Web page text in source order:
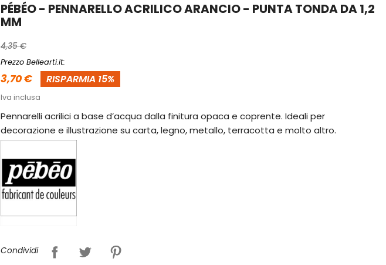
PÉBÉO - PENNARELLO ACRILICO ARANCIO - PUNTA TONDA DA 1,2
MM
4,35 €
Prezzo Bellearti.it:
3,70 € RISPARMIA 15%
Iva inclusa
Pennarelli acrilici a base d’acqua dalla finitura opaca e coprente. Ideali per
decorazione e illustrazione su carta, legno, metallo, terracotta e molto altro.
Condividi